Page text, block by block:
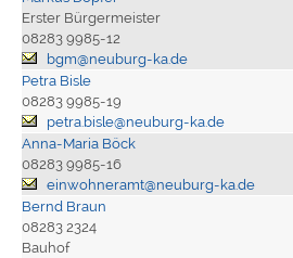
Erster Bürgermeister
08283 9985-12
bgm@neuburg-ka.de
Petra Bisle
08283 9985-19
petra.bisle@neuburg-ka.de
Anna-Maria Böck
08283 9985-16
einwohneramt@neuburg-ka.de
Bernd Braun
08283 2324
Bauhof